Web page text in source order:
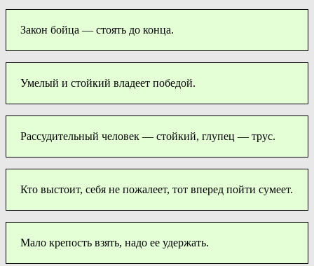
Закон бойца — стоять до конца.
Умелый и стойкий владеет победой.
Рассудительный человек — стойкий, глупец — трус.
Кто выстоит, себя не пожалеет, тот вперед пойти сумеет.
Мало крепость взять, надо ее удержать.